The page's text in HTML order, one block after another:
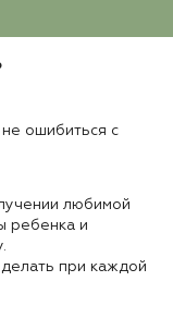
ошибиться с
любимой
ребенка и
при каждой